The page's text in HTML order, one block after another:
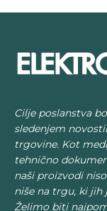
Cilje poslanstva
sledenjem
trgovine. Kot
tehnično
naši proizvodi
niše na trgu, ki jih
Želimo biti